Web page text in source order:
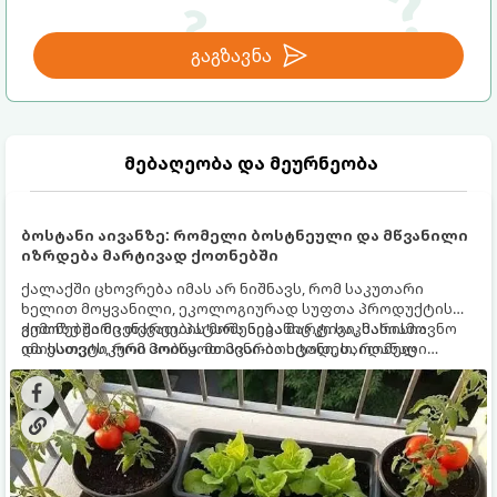
გაგზავნა
მებაღეობა და მეურნეობა
ბოსტანი აივანზე: რომელი ბოსტნეული და მწვანილი
იზრდება მარტივად ქოთნებში
ქალაქში ცხოვრება იმას არ ნიშნავს, რომ საკუთარი
ხელით მოყვანილი, ეკოლოგიურად სუფთა პროდუქტის
გემოზე უარი თქვათ. პატარა აივანიც კი საკმარისია
იმისათვის, რომ მოიწყოთ მინი-ბოსტანი, საიდანაც
ყოველდღიურად ახალ, არომატულ მწვანილსა და
ბოსტნეულს მოკრეფთ.
ქოთნებში მცენარეების მოშენება მარტივი, სასიამოვნო
და ესთეტიკური ჰობია. მთავარია იცოდეთ, რომელი
კულტურები ეგუებიან ქოთნის პირობებს ყველაზე კარგად
და როგორ მოუაროთ მათ სწორად.